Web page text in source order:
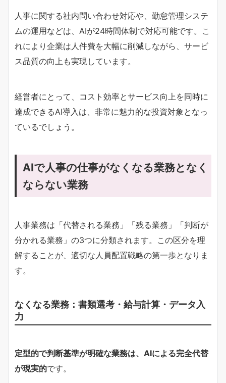
人事に関する社内問い合わせ対応や、勤怠管理システ
ムの運用などは、AIが24時間体制で対応可能です。こ
れにより企業は人件費を大幅に削減しながら、サービ
ス品質の向上も実現しています。
経営者にとって、コスト効率とサービス向上を同時に
達成できるAI導入は、非常に魅力的な投資対象となっ
ているでしょう。
AIで人事の仕事がなくなる業務となく
ならない業務
人事業務は「代替される業務」「残る業務」「判断が
分かれる業務」の3つに分類されます。この区分を理
解することが、適切な人員配置戦略の第一歩となりま
す。
なくなる業務：書類選考・給与計算・データ入
力
定型的で判断基準が明確な業務は、AIによる完全代替
が現実的です。